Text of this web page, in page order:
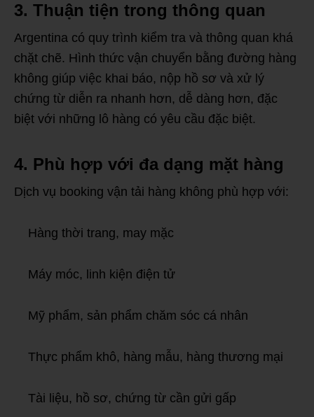
3. Thuận tiện trong thông quan
Argentina có quy trình kiểm tra và thông quan khá
chặt chẽ. Hình thức vận chuyển bằng đường hàng
không giúp việc khai báo, nộp hồ sơ và xử lý
chứng từ diễn ra nhanh hơn, dễ dàng hơn, đặc
biệt với những lô hàng có yêu cầu đặc biệt.
4. Phù hợp với đa dạng mặt hàng
Dịch vụ booking vận tải hàng không phù hợp với:
Hàng thời trang, may mặc
Máy móc, linh kiện điện tử
Mỹ phẩm, sản phẩm chăm sóc cá nhân
Thực phẩm khô, hàng mẫu, hàng thương mại
Tài liệu, hồ sơ, chứng từ cần gửi gấp